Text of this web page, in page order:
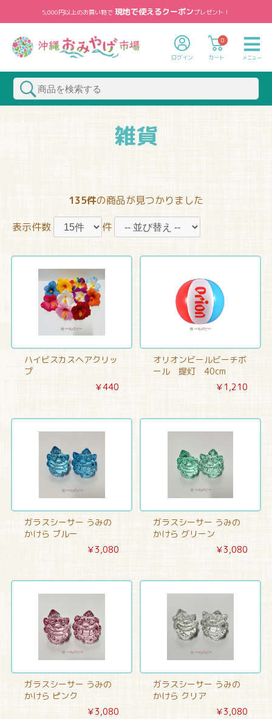
5,000円以上のお買い物で 現地で使えるクーポンプレゼント！
ログイン
0
カート メニュー
雑貨
135件の商品が見つかりました
表示件数
件
ハイビスカスヘアクリッ
プ
￥440
オリオンビールビーチボ
ール 提灯 40cm
￥1,210
ガラスシーサー うみの
かけら ブルー
￥3,080
ガラスシーサー うみの
かけら グリーン
￥3,080
ガラスシーサー うみの
かけら ピンク
￥3,080
ガラスシーサー うみの
かけら クリア
￥3,080